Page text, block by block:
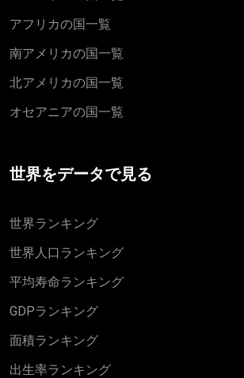
アフリカの国一覧
南アメリカの国一覧
北アメリカの国一覧
オセアニアの国一覧
世界をデータで見る
世界ランキング
世界人口ランキング
平均寿命ランキング
GDPランキング
面積ランキング
出生率ランキング